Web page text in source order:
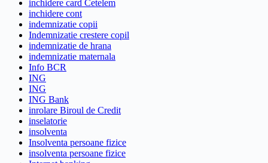
inchidere card Cetelem
inchidere cont
indemnizatie copii
Indemnizatie crestere copil
indemnizatie de hrana
indemnizatie maternala
Info BCR
ING
ING
ING Bank
inrolare Biroul de Credit
inselatorie
insolventa
Insolventa persoane fizice
insolventa persoane fizice